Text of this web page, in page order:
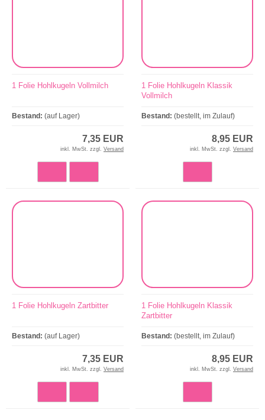
1 Folie Hohlkugeln Vollmilch
Bestand: (auf Lager)
7,35 EUR
inkl. MwSt. zzgl. Versand
1 Folie Hohlkugeln Klassik
Vollmilch
Bestand: (bestellt, im Zulauf)
8,95 EUR
inkl. MwSt. zzgl. Versand
1 Folie Hohlkugeln Zartbitter
Bestand: (auf Lager)
7,35 EUR
inkl. MwSt. zzgl. Versand
1 Folie Hohlkugeln Klassik
Zartbitter
Bestand: (bestellt, im Zulauf)
8,95 EUR
inkl. MwSt. zzgl. Versand